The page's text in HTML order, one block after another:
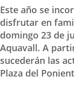
Este año se
disfrutar en
domingo 23 de
Aquavall. A
sucederán las
Plaza del